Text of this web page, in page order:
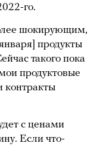
го.
шокирующим,
продукты
такого пока
продуктовые
контракты
с ценами
Если что-